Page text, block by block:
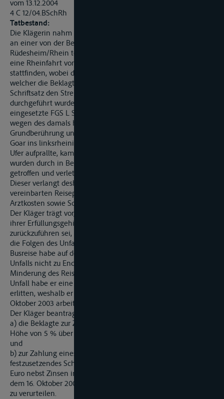
vom 13.12.2004
4 C 12/04.BSchRh
Tatbestand:
Die Klägerin nahm in der Zeit vom 27. bis 28. September 2003
an einer von der Beklagten veranstalteten Busreise nach
Rüdesheim/Rhein teil. Im Rahmen dieser Reise sollte auch
eine Rheinfahrt von Rüdesheim nach St. Goarshausen
stattfinden, wobei diese unter Vermittlung der Streithelferin,
welcher die Beklagte mit am 12. Juni 2004 zugestelltem
Schriftsatz den Streit verkündet hat, von der Firma K,
durchgeführt wurde. Als das von K im Linienbetrieb
eingesetzte FGS L St. Goarshausen fast erreicht hatte, erlitt es
wegen des damals herrschenden extremen Niedrigwassers
Grundberührung und lief gegenüber dem Loreleyfelsen bei St.
Goar ins linksrheinische Ufer. Als der Bug des Schiffes auf das
Ufer aufprallte, kamen viele der Fahrgäste zu Fall und/oder
wurden durch in Bewegung geratenes Schiffsinventar
getroffen und verletzt. So auch die Klägerin.
Dieser verlangt deshalb von der Beklagten Minderung des
vereinbarten Reisepreises, Erstattung der ihm entstandenen
Arztkosten sowie Schmerzensgeld.
Der Kläger trägt vor, die Beklagte müsse sich das Verschulden
ihrer Erfüllungsgehilfen, worauf das Unfallereignis
zurückzuführen sei, anrechnen lassen und habe deshalb für
die Folgen des Unfalls einzustehen. Ein Schwergewicht der
Busreise habe auf der Rheinfahrt gelegen, die man wegen des
Unfalls nicht zu Ende gebracht habe. Deshalb sei eine
Minderung des Reisepreises um 1/3 gerechtfertigt. Bei dem
Unfall habe er eine Prellung des rechten Unterschenkels
erlitten, weshalb er in der Zeit vom 29. September 2003 bis 17.
Oktober 2003 arbeitsunfähig gewesen sei.
Der Kläger beantragt,
a) die Beklagte zur Zahlung von 138,41 Euro nebst Zinsen in
Höhe von 5 % über dem Basiszins seit dem 16. Oktober 2003
und
b) zur Zahlung eines in das Ermessen des Gerichtes
festzusetzendes Schmerzensgeld, mindestens jedoch 350,00
Euro nebst Zinsen in Höhe von 5 % über dem Basiszins seit
dem 16. Oktober 2003
zu verurteilen.